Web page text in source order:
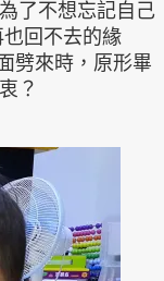
了不想忘記自己
回不去的緣
劈來時，原形畢
？